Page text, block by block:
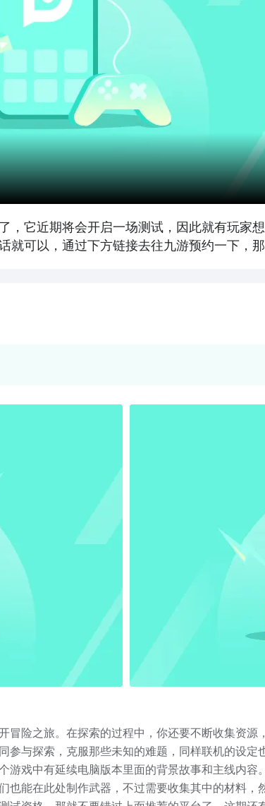
它近期将会开启一场测试，因此就有玩家
可以，通过下方链接去往九游预约一下，
险之旅。在探索的过程中，你还要不断收集资源
与探索，克服那些未知的难题，同样联机的设定
戏中有延续电脑版本里面的背景故事和主线内容
能在此处制作武器，不过需要收集其中的材料，